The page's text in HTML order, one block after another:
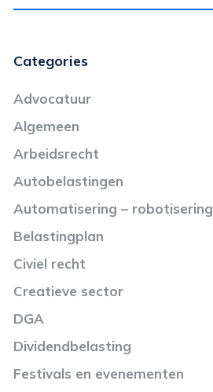
Categories
Advocatuur
Algemeen
Arbeidsrecht
Autobelastingen
Automatisering – robotisering
Belastingplan
Civiel recht
Creatieve sector
DGA
Dividendbelasting
Festivals en evenementen